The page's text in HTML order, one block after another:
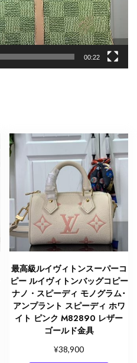
00:22
最高級ルイヴィトンスーパーコ
ピー ルイヴィトンバッグコピー
ナノ・スピーディ モノグラム･
アンプラント スピーディ ホワ
イト ピンク M82890 レザー
ゴールド金具
¥38,900